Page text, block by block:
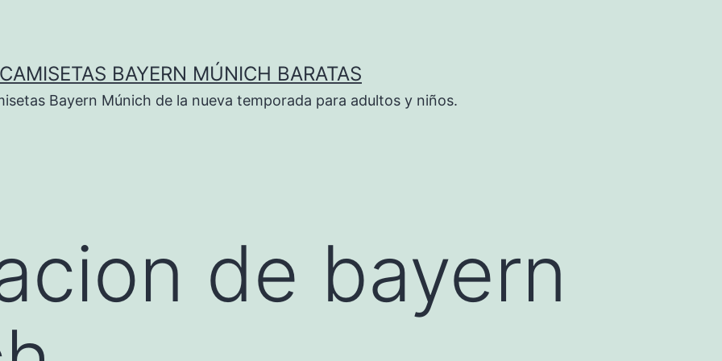
CAMISETAS BAYERN MÚNICH BARATAS
Bayern Múnich de la nueva temporada para adultos y niños.
de bayern